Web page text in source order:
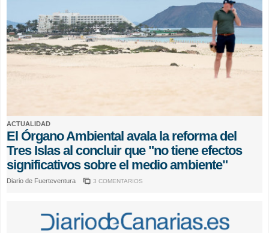
ACTUALIDAD
El Órgano Ambiental avala la reforma del
Tres Islas al concluir que "no tiene efectos
significativos sobre el medio ambiente"
Diario de Fuerteventura 3 COMENTARIOS